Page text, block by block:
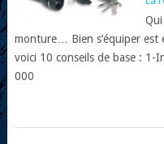
monture… Bien s’équiper est
voici 10 conseils de base : 1-
000